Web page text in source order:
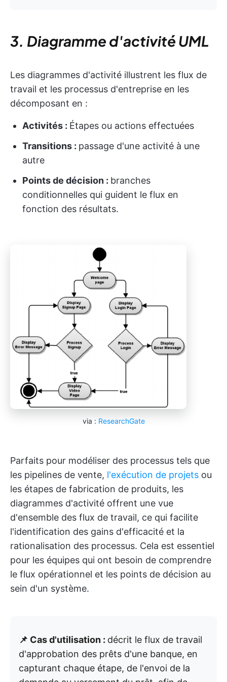
3. Diagramme d'activité UML
Les diagrammes d'activité illustrent les flux de
travail et les processus d'entreprise en les
décomposant en :
Activités : Étapes ou actions effectuées
Transitions : passage d'une activité à une
autre
Points de décision : branches
conditionnelles qui guident le flux en
fonction des résultats.
via : ResearchGate
Parfaits pour modéliser des processus tels que
les pipelines de vente, l'exécution de projets ou
les étapes de fabrication de produits, les
diagrammes d'activité offrent une vue
d'ensemble des flux de travail, ce qui facilite
l'identification des gains d'efficacité et la
rationalisation des processus. Cela est essentiel
pour les équipes qui ont besoin de comprendre
le flux opérationnel et les points de décision au
sein d'un système.
📌 Cas d'utilisation : décrit le flux de travail
d'approbation des prêts d'une banque, en
capturant chaque étape, de l'envoi de la